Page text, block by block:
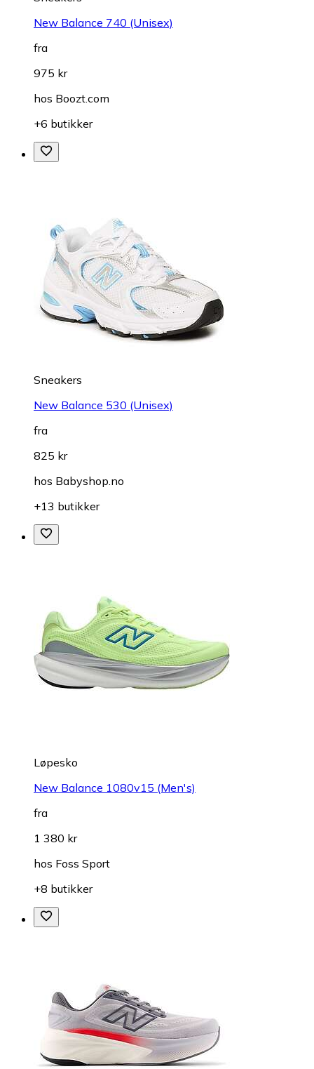
New Balance 740 (Unisex)
fra
975 kr
hos Boozt.com
+6 butikker
Sneakers
New Balance 530 (Unisex)
fra
825 kr
hos Babyshop.no
+13 butikker
Løpesko
New Balance 1080v15 (Men's)
fra
1 380 kr
hos Foss Sport
+8 butikker